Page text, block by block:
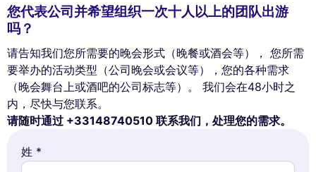
您代表公司并希望组织一次十人以上的团队出游
吗？
请告知我们您所需要的晚会形式（晚餐或酒会等）， 您所需
要举办的活动类型（公司晚会或会议等），您的各种需求
（晚会舞台上或酒吧的公司标志等）。 我们会在48小时之
内，尽快与您联系。
请随时通过 +33148740510 联系我们，处理您的需求。
姓 *